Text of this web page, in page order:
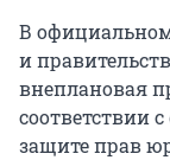
В официальном
и
внеплановая
соответствии
защите прав